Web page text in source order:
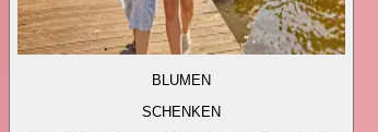
BLUMEN
SCHENKEN